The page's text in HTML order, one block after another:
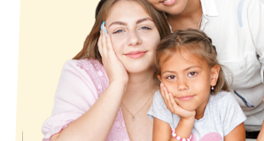
юридическое сопровождение
официальные оценки в аттестат
от московской школы-партнера
зачисление в аккредитованную
школу «Пенаты»